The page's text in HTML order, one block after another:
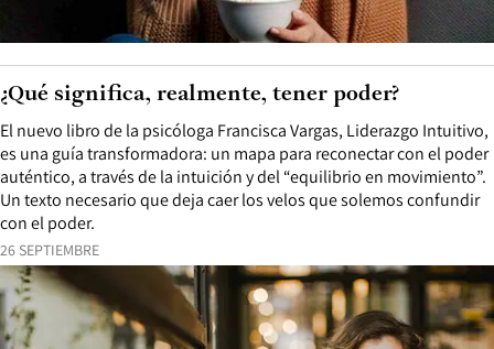
26 SEPTIEMBRE
El nuevo libro de la psicóloga Francisca Vargas, Liderazgo Intuitivo,
es una guía transformadora: un mapa para reconectar con el poder
auténtico, a través de la intuición y del “equilibrio en movimiento”.
Un texto necesario que deja caer los velos que solemos confundir
con el poder.
¿Qué significa, realmente, tener poder?